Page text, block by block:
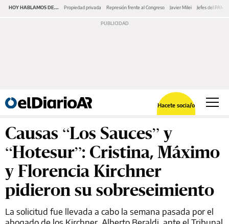
HOY HABLAMOS DE... Propiedad privada Represión frente al Congreso Javier Milei Jefes del PAMI
Hacete socia/o
Causas “Los Sauces” y
“Hotesur”: Cristina, Máximo
y Florencia Kirchner
pidieron su sobreseimiento
La solicitud fue llevada a cabo la semana pasada por el